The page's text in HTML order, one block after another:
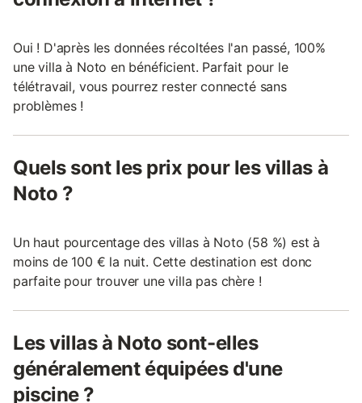
Oui ! D'après les données récoltées l'an passé, 100%
une villa à Noto en bénéficient. Parfait pour le
télétravail, vous pourrez rester connecté sans
problèmes !
Quels sont les prix pour les villas à
Noto ?
Un haut pourcentage des villas à Noto (58 %) est à
moins de 100 € la nuit. Cette destination est donc
parfaite pour trouver une villa pas chère !
Les villas à Noto sont-elles
généralement équipées d'une
piscine ?